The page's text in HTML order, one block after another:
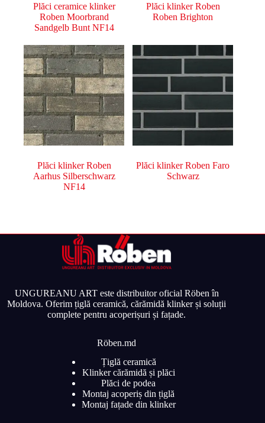
Plăci ceramice klinker
Roben Moorbrand
Sandgelb Bunt NF14
Plăci klinker Roben
Roben Brighton
Plăci klinker Roben
Aarhus Silberschwarz
NF14
Plăci klinker Roben Faro
Schwarz
UNGUREANU ART este distribuitor oficial Röben în
Moldova. Oferim țiglă ceramică, cărămidă klinker și soluții
complete pentru acoperișuri și fațade.
Röben.md
Țiglă ceramică
Klinker cărămidă și plăci
Plăci de podea
Montaj acoperiș din țiglă
Montaj fațade din klinker